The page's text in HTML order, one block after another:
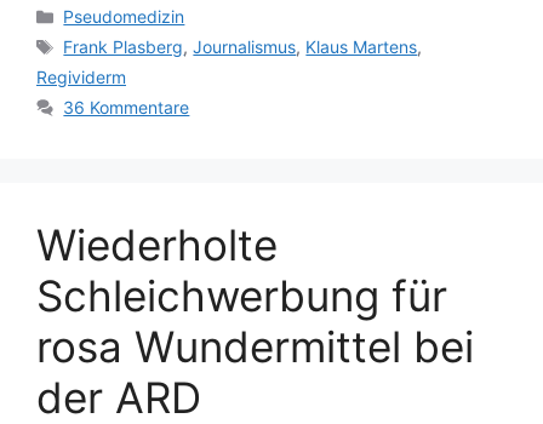
Kategorien
Pseudomedizin
Schlagwörter
Frank Plasberg,Journalismus, Klaus Martens,
Regividerm
36 Kommentare
Wiederholte
Schleichwerbung für
rosa Wundermittel bei
der ARD